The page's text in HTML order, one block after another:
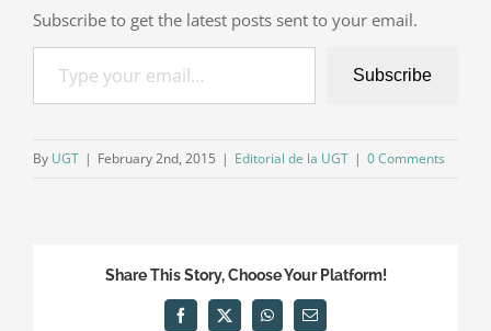
Subscribe to get the latest posts sent to your email.
Type your email…
Subscribe
By UGT | February 2nd, 2015 | Editorial de la UGT | 0 Comments
Share This Story, Choose Your Platform!
Facebook
X WhatsAppEmail